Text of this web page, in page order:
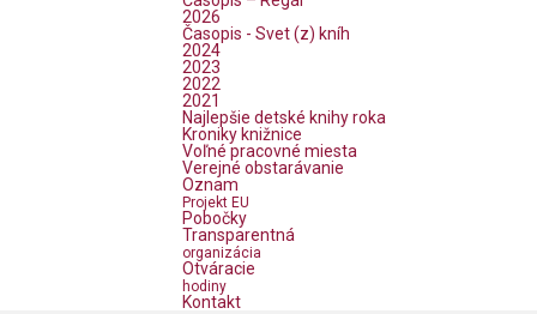
2026
Časopis - Svet (z) kníh
2024
2023
2022
2021
Najlepšie detské knihy roka
Kroniky knižnice
Voľné pracovné miesta
Verejné obstarávanie
Oznam
Projekt EU
Pobočky
Transparentná
organizácia
Otváracie
hodiny
Kontakt